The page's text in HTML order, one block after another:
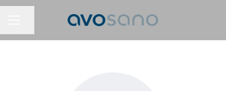
MENU CARRIÈRE
Partager la page